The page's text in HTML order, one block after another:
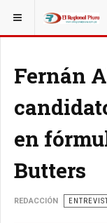
ESTÁ AQUÍ:
Fernán
en
Butters
REDACCIÓN